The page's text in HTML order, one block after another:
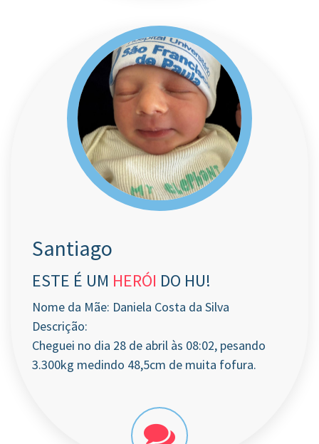
Santiago
ESTE É UM HERÓI DO HU!
Nome da Mãe: Daniela Costa da Silva
Descrição:
Cheguei no dia 28 de abril às 08:02, pesando
3.300kg medindo 48,5cm de muita fofura.